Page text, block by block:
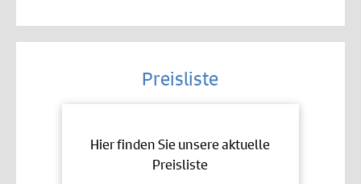
Preisliste
Hier finden Sie unsere aktuelle
Preisliste